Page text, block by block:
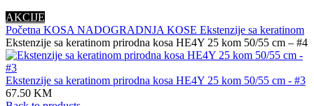
AKCIJE
Početna KOSA NADOGRADNJA KOSE Ekstenzije sa keratinom
Ekstenzije sa keratinom prirodna kosa HE4Y 25 kom 50/55 cm – #4
Ekstenzije sa keratinom prirodna kosa HE4Y 25 kom 50/55 cm - #3
67.50 KM